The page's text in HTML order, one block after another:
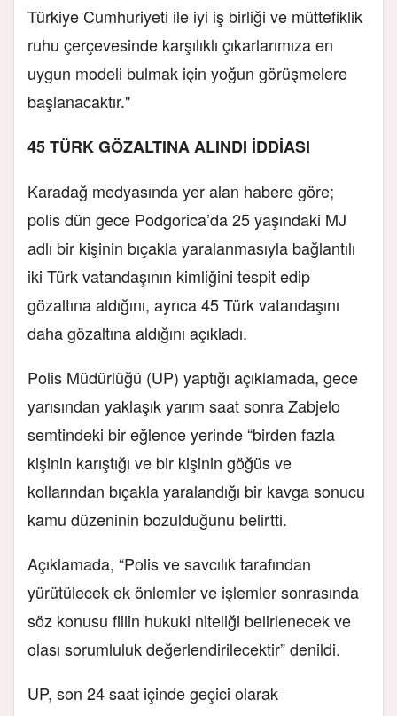
Türkiye Cumhuriyeti ile iyi iş birliği ve müttefiklik
ruhu çerçevesinde karşılıklı çıkarlarımıza en
uygun modeli bulmak için yoğun görüşmelere
başlanacaktır."
45 TÜRK GÖZALTINA ALINDI İDDİASI
Karadağ medyasında yer alan habere göre;
polis dün gece Podgorica’da 25 yaşındaki MJ
adlı bir kişinin bıçakla yaralanmasıyla bağlantılı
iki Türk vatandaşının kimliğini tespit edip
gözaltına aldığını, ayrıca 45 Türk vatandaşını
daha gözaltına aldığını açıkladı.
Polis Müdürlüğü (UP) yaptığı açıklamada, gece
yarısından yaklaşık yarım saat sonra Zabjelo
semtindeki bir eğlence yerinde “birden fazla
kişinin karıştığı ve bir kişinin göğüs ve
kollarından bıçakla yaralandığı bir kavga sonucu
kamu düzeninin bozulduğunu belirtti.
Açıklamada, “Polis ve savcılık tarafından
yürütülecek ek önlemler ve işlemler sonrasında
söz konusu fiilin hukuki niteliği belirlenecek ve
olası sorumluluk değerlendirilecektir” denildi.
UP, son 24 saat içinde geçici olarak